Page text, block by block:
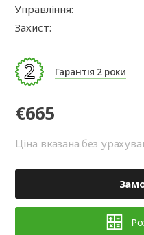
Управління:
Захист:
Гарантія 2 роки
€665
Ціна вказана без